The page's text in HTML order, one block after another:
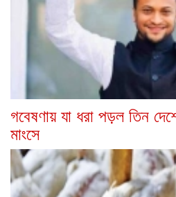
গবেষণায় যা ধরা পড়ল তিন
মাংসে